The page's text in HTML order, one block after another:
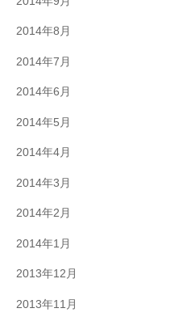
2014年8月
2014年7月
2014年6月
2014年5月
2014年4月
2014年3月
2014年2月
2014年1月
2013年12月
2013年11月